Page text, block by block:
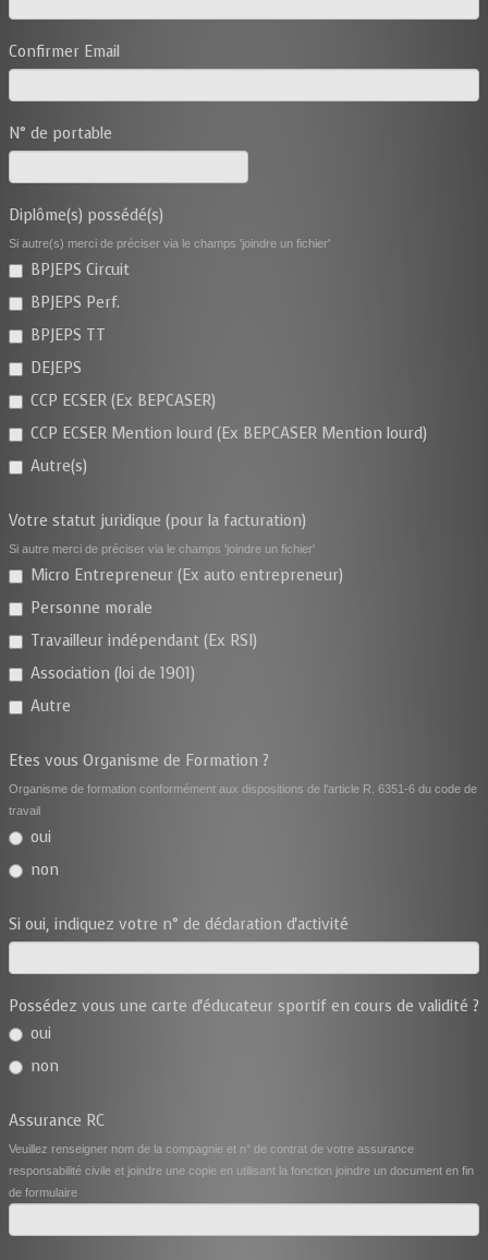
Confirmer Email
N° de portable
Diplôme(s) possédé(s)
Si autre(s) merci de préciser via le champs 'joindre un fichier'
BPJEPS Circuit
BPJEPS Perf.
BPJEPS TT
DEJEPS
CCP ECSER (Ex BEPCASER)
CCP ECSER Mention lourd (Ex BEPCASER Mention lourd)
Autre(s)
Votre statut juridique (pour la facturation)
Si autre merci de préciser via le champs 'joindre un fichier'
Micro Entrepreneur (Ex auto entrepreneur)
Personne morale
Travailleur indépendant (Ex RSI)
Association (loi de 1901)
Autre
Etes vous Organisme de Formation ?
Organisme de formation conformément aux dispositions de l'article R. 6351-6 du code de
travail
oui
non
Si oui, indiquez votre n° de déclaration d'activité
Possédez vous une carte d'éducateur sportif en cours de validité ?
oui
non
Assurance RC
Veuillez renseigner nom de la compagnie et n° de contrat de votre assurance
responsabilité civile et joindre une copie en utilisant la fonction joindre un document en fin
de formulaire